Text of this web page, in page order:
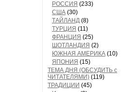
РОССИЯ (233)
США (30)
ТАЙЛАНД (8)
ТУРЦИЯ (11)
ФРАНЦИЯ (25)
ШОТЛАНДИЯ (2)
ЮЖНАЯ АМЕРИКА (10)
ЯПОНИЯ (15)
ТЕМА ДНЯ (ОБСУДИТЬ с
ЧИТАТЕЛЯМИ) (119)
ТРАДИЦИИ (45)